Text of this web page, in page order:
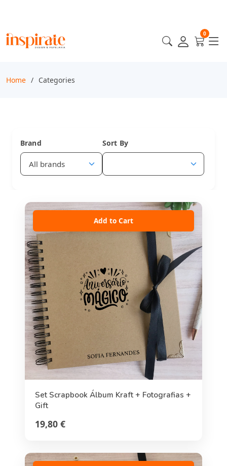
0
Home Categories
Brand Sort By
Add to Cart
Set Scrapbook Álbum Kraft + Fotografias +
Gift
19,80 €